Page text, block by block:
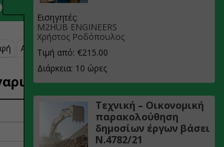
Ανάκτηση κωδικού
Εισηγητές:
M2HUB ENGINEERS
Χρήστος Ροδόπουλος
Τιμή από: €215.00
Διάρκεια: 10 ώρες
Τεχνική – Οικονομική
παρακολούθηση
δημοσίων έργων βάσει
Ν.4782/21